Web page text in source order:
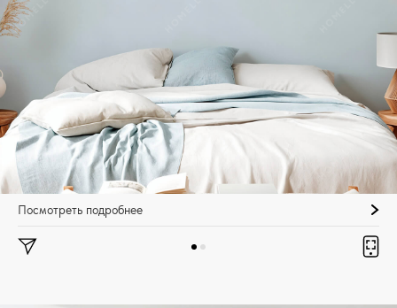
Посмотреть подробнее